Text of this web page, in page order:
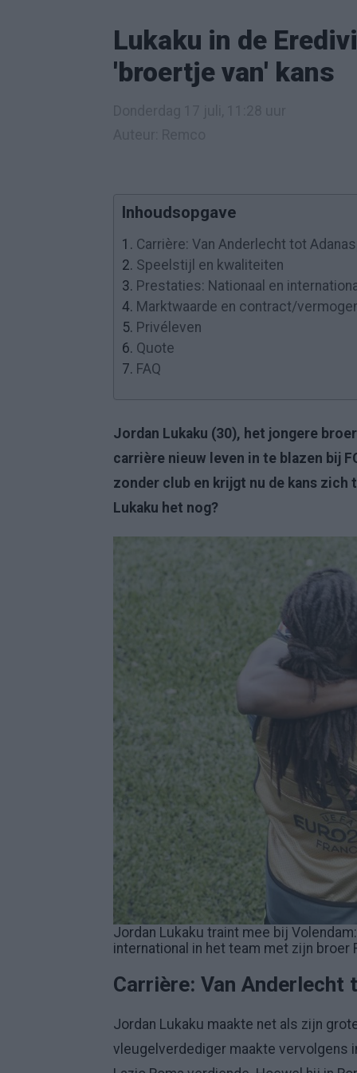
Lukaku in de
'broertje van' kans
Inhoudsopgave
1. Carrière: Van Anderlecht tot
2. Speelstijl en kwaliteiten
3. Prestaties: Nationaal en
4. Marktwaarde en contract/
5. Privéleven
6. Quote
7. FAQ
Jordan Lukaku (30), het jongere
carrière nieuw leven in te blazen bij
zonder club en krijgt nu de kans zich
Lukaku het nog?
Jordan Lukaku traint mee bij
international in het team met zijn broer
Carrière: Van Anderlecht
Jordan Lukaku maakte net als zijn
vleugelverdediger maakte vervolgens